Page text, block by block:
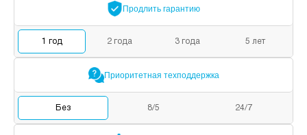
Продлить гарантию
1 год 2 года 3 года 5 лет
Приоритетная техподдержка
Без 8/5 24/7